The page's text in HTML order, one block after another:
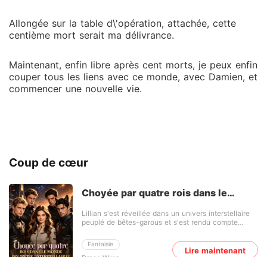
Allongée sur la table d\'opération, attachée, cette
centième mort serait ma délivrance.
Maintenant, enfin libre après cent morts, je peux enfin
couper tous les liens avec ce monde, avec Damien, et
commencer une nouvelle vie.
Coup de cœur
Choyée par quatre rois dans le
Fantaisie
Lillian s'est réveillée dans un univers interstellaire
peuplé de bêtes-garous et s'est rendu compte
c'est que les femmes faisaient la loi ici et pouvaient
avoir plusieurs compagnons, mais elle a quand
Lire maintenant